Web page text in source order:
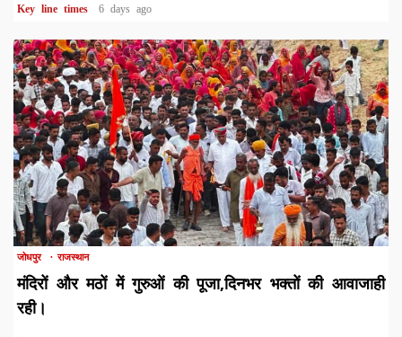
Key line times 6 days ago
1 min read
जोधपुर राजस्थान
मंदिरों और मठों में गुरुओं की पूजा,दिनभर भक्तों की आवाजाही
रही।